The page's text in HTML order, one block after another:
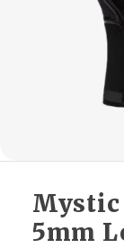
Mystic
5mm